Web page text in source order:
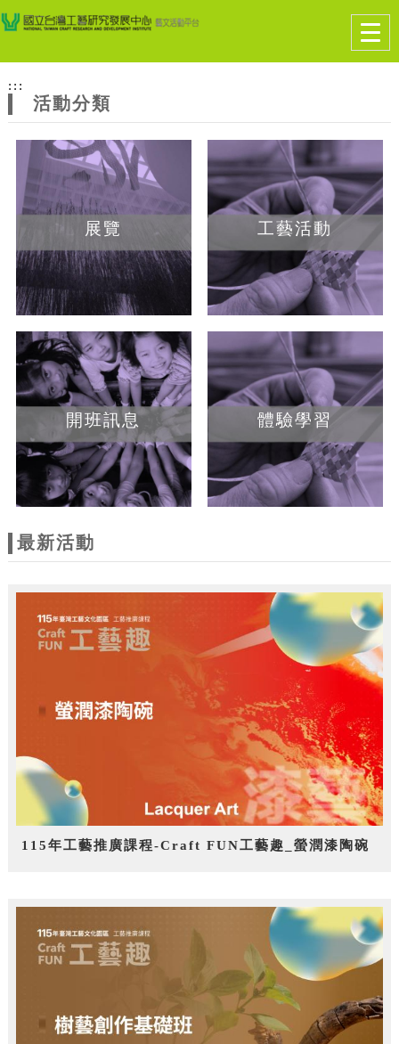
網
站
主
題
跳到主要內容
網站導覽
:::
活動分類
展覽 工藝活動
開班訊息 體驗學習
最新活動
115年工藝推廣課程-Craft FUN工藝趣_螢潤漆陶碗